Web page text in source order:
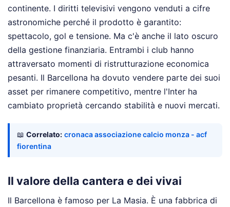
continente. I diritti televisivi vengono venduti a cifre
astronomiche perché il prodotto è garantito:
spettacolo, gol e tensione. Ma c'è anche il lato oscuro
della gestione finanziaria. Entrambi i club hanno
attraversato momenti di ristrutturazione economica
pesanti. Il Barcellona ha dovuto vendere parte dei suoi
asset per rimanere competitivo, mentre l'Inter ha
cambiato proprietà cercando stabilità e nuovi mercati.
📖 Correlato: cronaca associazione calcio monza - acf
fiorentina
Il valore della cantera e dei vivai
Il Barcellona è famoso per La Masia. È una fabbrica di